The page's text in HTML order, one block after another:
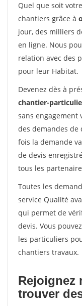
Quel que soit
chantiers grâce à
jour, des milliers
en ligne. Nous
relation avec des
pour leur Habitat.
Devenez dès à
chantier-
sans
des demandes de
fois la demande
de devis
tous les
Toutes les
service Qualité
qui permet de
devis. Vous
les particuliers
chantiers travaux.
Rejoignez
trouver